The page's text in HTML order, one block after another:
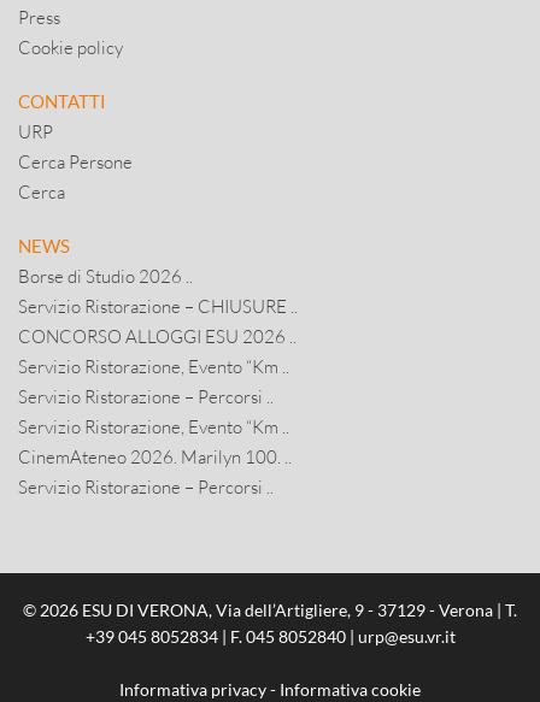
Press
Cookie policy
CONTATTI
URP
Cerca Persone
Cerca
NEWS
Borse di Studio 2026 ..
Servizio Ristorazione – CHIUSURE ..
CONCORSO ALLOGGI ESU 2026 ..
Servizio Ristorazione, Evento “Km ..
Servizio Ristorazione – Percorsi ..
Servizio Ristorazione, Evento “Km ..
CinemAteneo 2026. Marilyn 100. ..
Servizio Ristorazione – Percorsi ..
© 2026 ESU DI VERONA, Via dell’Artigliere, 9 - 37129 - Verona | T.
+39 045 8052834| F. 045 8052840 | urp@esu.vr.it
Informativa privacy- Informativa cookie